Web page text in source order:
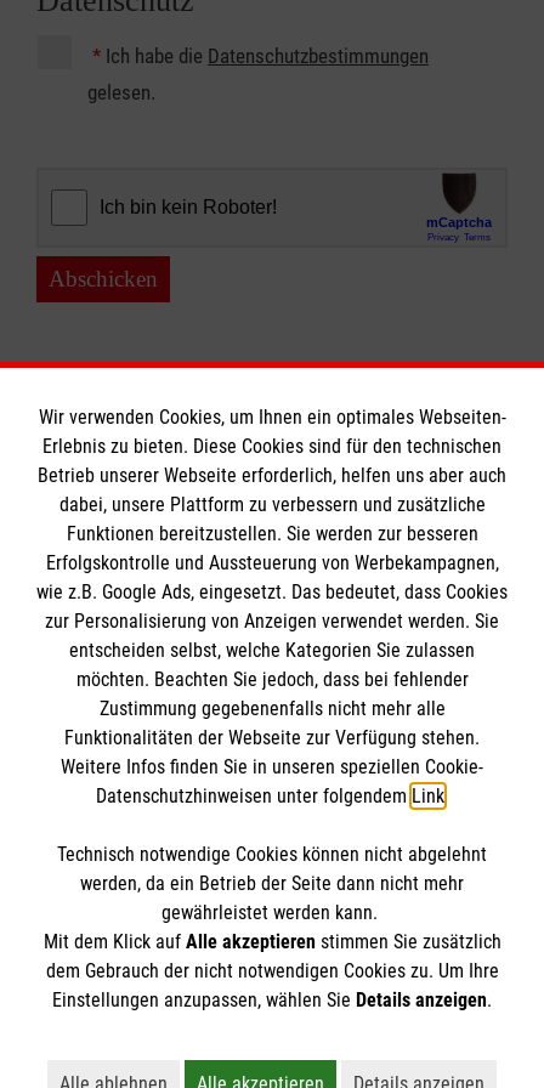
* Ich habe die Datenschutzbestimmungen
gelesen.
Abschicken
Informationen
Impressum
Datenschutz
Barrierefreiheit
Kontakt
Die Malteser
Malteser in Deutschland
Malteserorden
Sharepoint
Spendenkonto
Bank: Pax-Bank
IBAN: DE93370601201201210352
BIC: GENODED1PA7
So finden Sie uns
Breite Straße 69
41460 Neuss
​​​​​​​info.neuss@malteser.org
Der Malteser Hilfsdienst e.V. ist als eingetragene
Gewerbesteuer befreit.
Wir verwenden Cookies, um Ihnen ein optimales Webseiten-
Erlebnis zu bieten. Diese Cookies sind für den technischen
Betrieb unserer Webseite erforderlich, helfen uns aber auch
dabei, unsere Plattform zu verbessern und zusätzliche
Funktionen bereitzustellen. Sie werden zur besseren
Erfolgskontrolle und Aussteuerung von Werbekampagnen,
wie z.B. Google Ads, eingesetzt. Das bedeutet, dass Cookies
zur Personalisierung von Anzeigen verwendet werden. Sie
entscheiden selbst, welche Kategorien Sie zulassen
möchten. Beachten Sie jedoch, dass bei fehlender
Zustimmung gegebenenfalls nicht mehr alle
Funktionalitäten der Webseite zur Verfügung stehen.
Weitere Infos finden Sie in unseren speziellen Cookie-
Datenschutzhinweisen unter folgendem Link.
Technisch notwendige Cookies können nicht abgelehnt
werden, da ein Betrieb der Seite dann nicht mehr
gewährleistet werden kann.
Mit dem Klick auf Alle akzeptierenstimmen Sie zusätzlich
dem Gebrauch der nicht notwendigen Cookies zu. Um Ihre
Einstellungen anzupassen, wählen Sie Details anzeigen.